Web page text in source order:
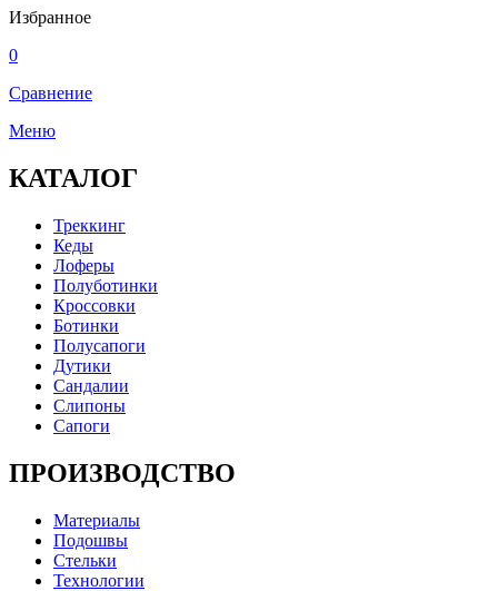
Избранное
0
Сравнение
Меню
КАТАЛОГ
Треккинг
Кеды
Лоферы
Полуботинки
Кроссовки
Ботинки
Полусапоги
Дутики
Сандалии
Слипоны
Сапоги
ПРОИЗВОДСТВО
Материалы
Подошвы
Стельки
Технологии